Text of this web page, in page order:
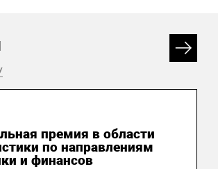
премия в области
по направлениям
и финансов